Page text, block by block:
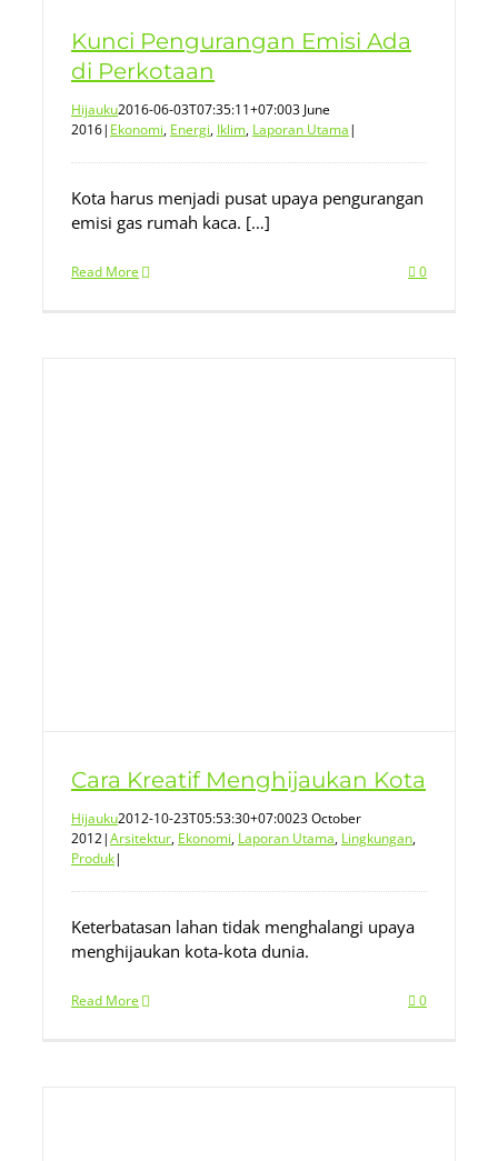
Kunci Pengurangan Emisi Ada
di Perkotaan
Hijauku2016-06-03T07:35:11+07:003 June
2016| Ekonomi, Energi, Iklim, Laporan Utama|
Kota harus menjadi pusat upaya pengurangan
emisi gas rumah kaca. […]
Read More 0
Cara Kreatif Menghijaukan Kota
Hijauku2012-10-23T05:53:30+07:0023 October
2012|Arsitektur, Ekonomi, Laporan Utama, Lingkungan,
Produk|
Keterbatasan lahan tidak menghalangi upaya
menghijaukan kota-kota dunia.
Read More 0